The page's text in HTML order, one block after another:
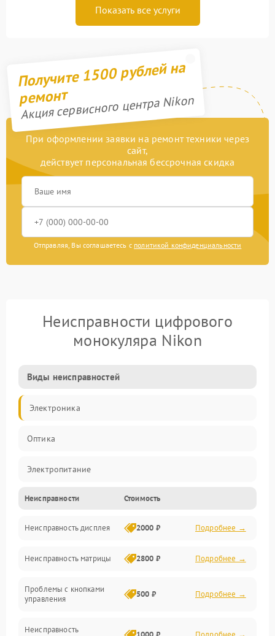
Показать все услуги
Получите 1500 рублей на
ремонт
Акция сервисного центра Nikon
При оформлении заявки на ремонт техники через
сайт,
действует персональная бессрочная скидка
Отправляя, Вы соглашаетесь с политикой конфиденциальности
Неисправности цифрового
монокуляра Nikon
Виды неисправностей
Электроника
Оптика
Электропитание
Видео
ПО
Управление
Механические повреждения
Неисправности Стоимость
Неисправность дисплея 2000 ₽ Подробнее →
Неисправность матрицы 2800 ₽ Подробнее →
Проблемы с кнопками
управления
500 ₽ Подробнее →
Неисправность